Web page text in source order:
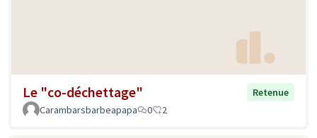
Le "co-déchettage"
Retenue
Carambarsbarbeapapa
0 2